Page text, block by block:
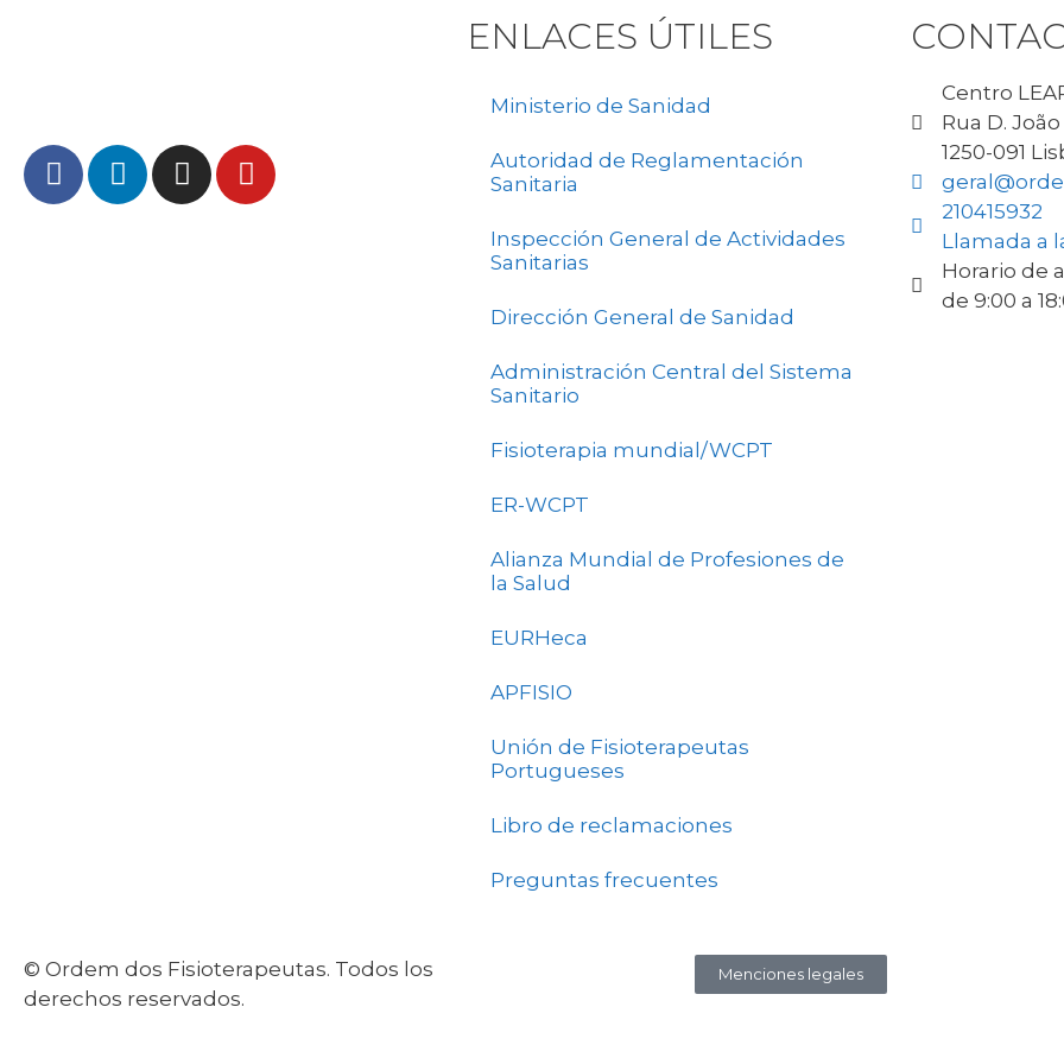
ENLACES ÚTILES
Ministerio de Sanidad
Autoridad de Reglamentación
Sanitaria
Inspección General de Actividades
Sanitarias
Dirección General de Sanidad
Administración Central del Sistema
Sanitario
Fisioterapia mundial/WCPT
ER-WCPT
Alianza Mundial de Profesiones de
la Salud
EURHeca
APFISIO
Unión de Fisioterapeutas
Portugueses
Libro de reclamaciones
Preguntas frecuentes
Centro
Rua D. João
1250-091
210415932
Llamada a
Horario de
de 9:00 a
© Ordem dos Fisioterapeutas. Todos los
derechos reservados.
Menciones legales